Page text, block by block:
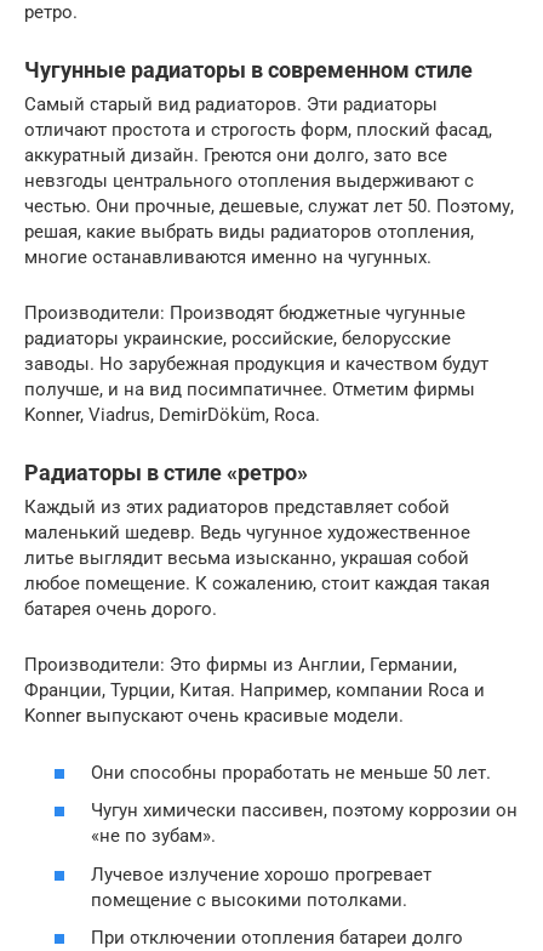
ретро.
Чугунные радиаторы в современном стиле
Самый старый вид радиаторов. Эти радиаторы
отличают простота и строгость форм, плоский фасад,
аккуратный дизайн. Греются они долго, зато все
невзгоды центрального отопления выдерживают с
честью. Они прочные, дешевые, служат лет 50. Поэтому,
решая, какие выбрать виды радиаторов отопления,
многие останавливаются именно на чугунных.
Производители: Производят бюджетные чугунные
радиаторы украинские, российские, белорусские
заводы. Но зарубежная продукция и качеством будут
получше, и на вид посимпатичнее. Отметим фирмы
Kоnner, Viadrus, DemirDöküm, Roca.
Радиаторы в стиле «ретро»
Каждый из этих радиаторов представляет собой
маленький шедевр. Ведь чугунное художественное
литье выглядит весьма изысканно, украшая собой
любое помещение. К сожалению, стоит каждая такая
батарея очень дорого.
Производители: Это фирмы из Англии, Германии,
Франции, Турции, Китая. Например, компании Roca и
Konner выпускают очень красивые модели.
Они способны проработать не меньше 50 лет.
Чугун химически пассивен, поэтому коррозии он
«не по зубам».
Лучевое излучение хорошо прогревает
помещение с высокими потолками.
При отключении отопления батареи долго